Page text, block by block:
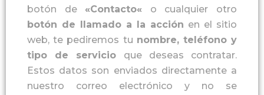
botón de «Contacto« o cualquier otro
botón de llamado a la acción en el sitio
web, te pediremos tu nombre, teléfonoy
tipo de servicio que deseas contratar.
Estos datos son enviados directamente a
nuestro correo electrónico y no se